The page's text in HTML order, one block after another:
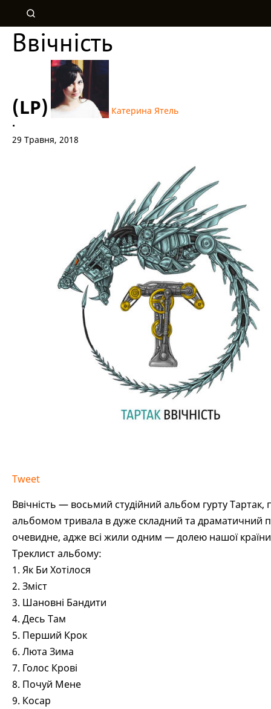
Ввічність
(LP)
Катерина Ятель
•
29 Травня, 2018
Tweet
Ввічність — восьмий студійний альбом гурту
альбомом тривала в дуже складний та драматичний
очевидне, адже всі жили одним — долею нашої
Треклист альбому:
1. Як Би Хотілося
2. Зміст
3. Шановні Бандити
4. Десь Там
5. Перший Крок
6. Люта Зима
7. Голос Крові
8. Почуй Мене
9. Косар